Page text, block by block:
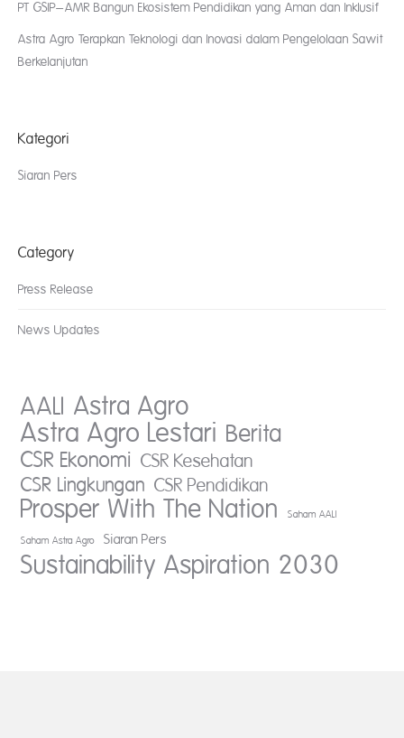
PT GSIP–AMR Bangun Ekosistem Pendidikan yang Aman dan Inklusif
Astra Agro Terapkan Teknologi dan Inovasi dalam Pengelolaan Sawit
Berkelanjutan
Kategori
Siaran Pers
Category
Press Release
News Updates
AALI Astra Agro
Astra Agro Lestari Berita
CSR Ekonomi CSR Kesehatan
CSR Lingkungan CSR Pendidikan
Prosper With The Nation Saham AALI
Saham Astra Agro Siaran Pers
Sustainability Aspiration 2030